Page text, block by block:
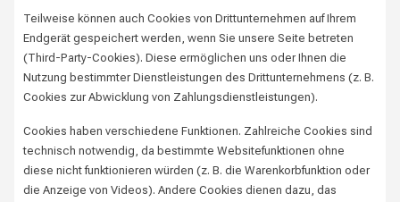
Teilweise können auch Cookies von Drittunternehmen auf Ihrem
Endgerät gespeichert werden, wenn Sie unsere Seite betreten
(Third-Party-Cookies). Diese ermöglichen uns oder Ihnen die
Nutzung bestimmter Dienstleistungen des Drittunternehmens (z. B.
Cookies zur Abwicklung von Zahlungsdienstleistungen).
Cookies haben verschiedene Funktionen. Zahlreiche Cookies sind
technisch notwendig, da bestimmte Websitefunktionen ohne
diese nicht funktionieren würden (z. B. die Warenkorbfunktion oder
die Anzeige von Videos). Andere Cookies dienen dazu, das